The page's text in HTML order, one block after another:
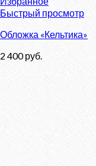
Быстрый просмотр
Обложка «Кельтика»
2 400руб.